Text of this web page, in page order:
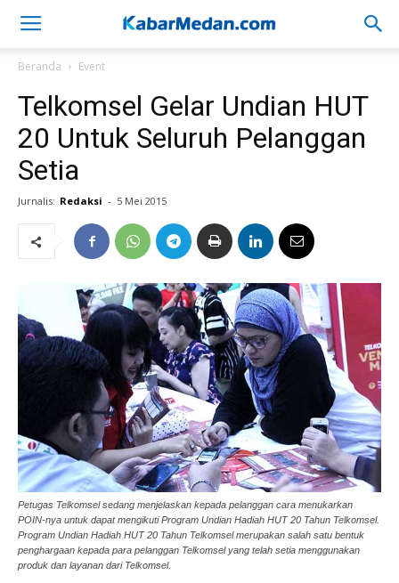
Beranda Event
Telkomsel Gelar Undian HUT
20 Untuk Seluruh Pelanggan
Setia
Jurnalis: Redaksi - 5 Mei 2015
Petugas Telkomsel sedang menjelaskan kepada pelanggan cara menukarkan
POIN-nya untuk dapat mengikuti Program Undian Hadiah HUT 20 Tahun Telkomsel.
Program Undian Hadiah HUT 20 Tahun Telkomsel merupakan salah satu bentuk
penghargaan kepada para pelanggan Telkomsel yang telah setia menggunakan
produk dan layanan dari Telkomsel.